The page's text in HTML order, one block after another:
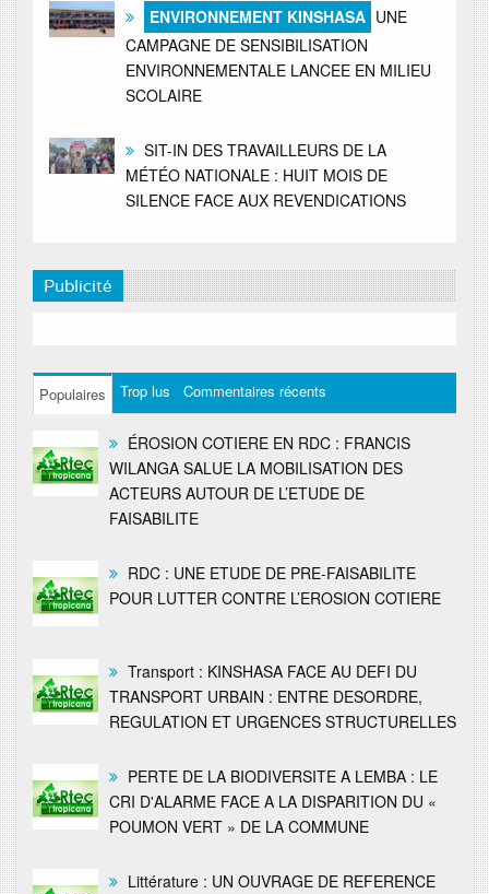
ENVIRONNEMENT KINSHASA UNE
CAMPAGNE DE SENSIBILISATION
ENVIRONNEMENTALE LANCEE EN MILIEU
SCOLAIRE
SIT-IN DES TRAVAILLEURS DE LA
MÉTÉO NATIONALE : HUIT MOIS DE
SILENCE FACE AUX REVENDICATIONS
Publicité
Populaires Trop lus Commentaires récents
ÉROSION COTIERE EN RDC : FRANCIS
WILANGA SALUE LA MOBILISATION DES
ACTEURS AUTOUR DE L’ETUDE DE
FAISABILITE
RDC : UNE ETUDE DE PRE-FAISABILITE
POUR LUTTER CONTRE L’EROSION COTIERE
Transport : KINSHASA FACE AU DEFI DU
TRANSPORT URBAIN : ENTRE DESORDRE,
REGULATION ET URGENCES STRUCTURELLES
PERTE DE LA BIODIVERSITE A LEMBA : LE
CRI D'ALARME FACE A LA DISPARITION DU «
POUMON VERT » DE LA COMMUNE
Littérature : UN OUVRAGE DE REFERENCE